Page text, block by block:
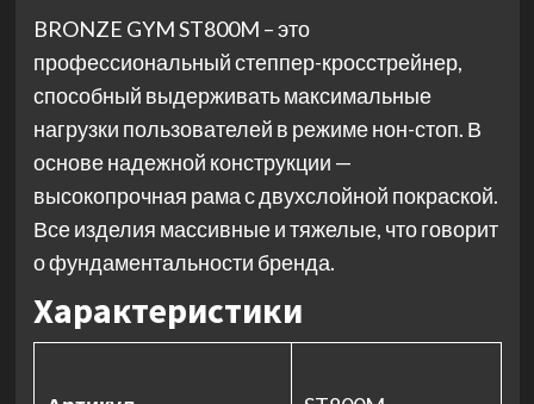
BRONZE GYM ST800M – это
профессиональный степпер-кросстрейнер,
способный выдерживать максимальные
нагрузки пользователей в режиме нон-стоп. В
основе надежной конструкции —
высокопрочная рама с двухслойной покраской.
Все изделия массивные и тяжелые, что говорит
о фундаментальности бренда.
Характеристики